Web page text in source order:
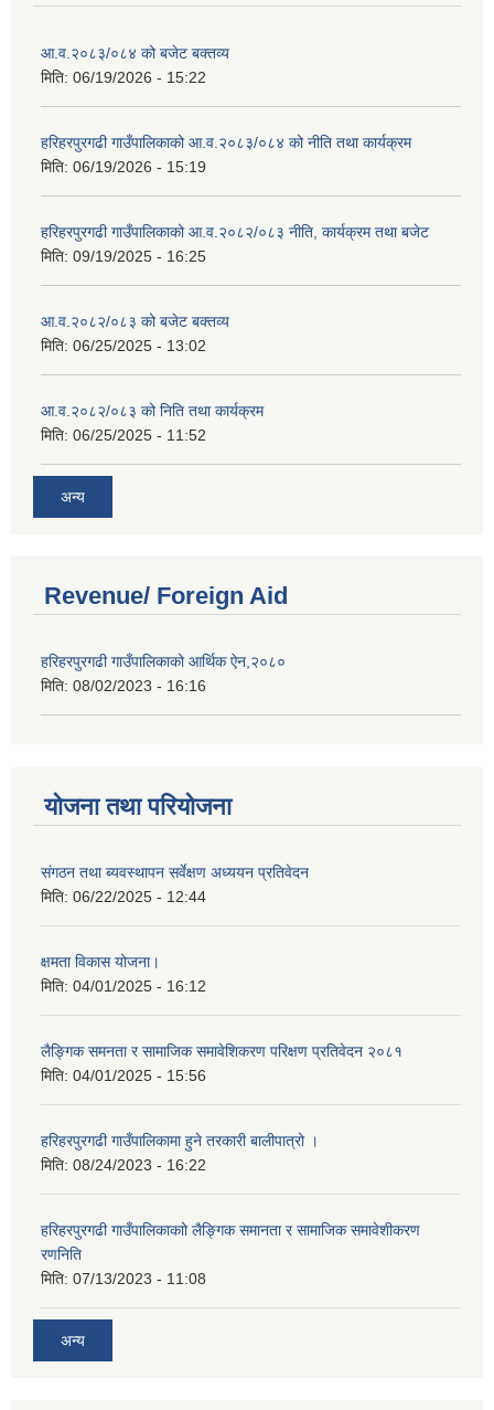
आ.व.२०८३/०८४ को बजेट बक्तव्य
मिति: 06/19/2026 - 15:22
हरिहरपुरगढी गाउँपालिकाको आ.व.२०८३/०८४ को नीति तथा कार्यक्रम
मिति: 06/19/2026 - 15:19
हरिहरपुरगढी गाउँपालिकाको आ.व.२०८२/०८३ नीति, कार्यक्रम तथा बजेट
मिति: 09/19/2025 - 16:25
आ.व.२०८२/०८३ को बजेट बक्तव्य
मिति: 06/25/2025 - 13:02
आ.व.२०८२/०८३ को निति तथा कार्यक्रम
मिति: 06/25/2025 - 11:52
अन्य
Revenue/ Foreign Aid
हरिहरपुरगढी गाउँपालिकाको आर्थिक ऐन,२०८०
मिति: 08/02/2023 - 16:16
योजना तथा परियोजना
संगठन तथा ब्यवस्थापन सर्वेक्षण अध्ययन प्रतिवेदन
मिति: 06/22/2025 - 12:44
क्षमता विकास योजना।
मिति: 04/01/2025 - 16:12
लैङ्गिक समनता र सामाजिक समावेशिकरण परिक्षण प्रतिवेदन २०८१
मिति: 04/01/2025 - 15:56
हरिहरपुरगढी गाउँपालिकामा हुने तरकारी बालीपात्रो ।
मिति: 08/24/2023 - 16:22
हरिहरपुरगढी गाउँपालिकाकाो लैङ्गिक समानता र सामाजिक समावेशीकरण
रणनिति
मिति: 07/13/2023 - 11:08
अन्य